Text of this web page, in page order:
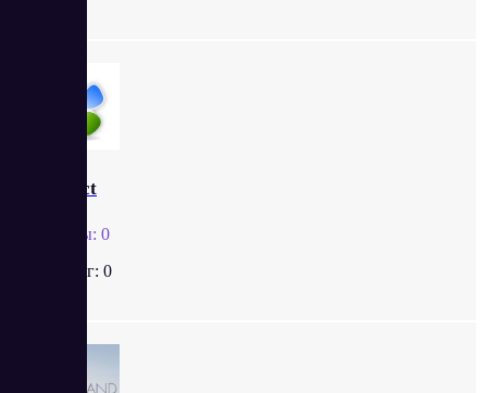
LineAct
Отзывы: 0
Рейтинг: 0